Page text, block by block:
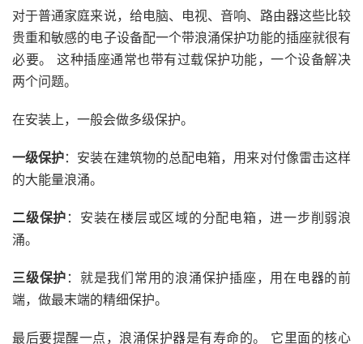
对于普通家庭来说，给电脑、电视、音响、路由器这些比较
贵重和敏感的电子设备配一个带浪涌保护功能的插座就很有
必要。 这种插座通常也带有过载保护功能，一个设备解决
两个问题。
在安装上，一般会做多级保护。
一级保护：安装在建筑物的总配电箱，用来对付像雷击这样
的大能量浪涌。
二级保护 ：安装在楼层或区域的分配电箱，进一步削弱浪
涌。
三级保护 ：就是我们常用的浪涌保护插座，用在电器的前
端，做最末端的精细保护。
最后要提醒一点，浪涌保护器是有寿命的。 它里面的核心